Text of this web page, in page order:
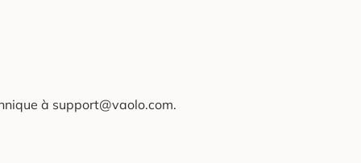
à support@vaolo.com.